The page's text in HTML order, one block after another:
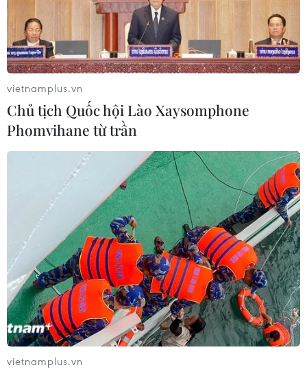
vietnamplus.vn
Chủ tịch Quốc hội Lào Xaysomphone
Phomvihane từ trần
vietnamplus.vn